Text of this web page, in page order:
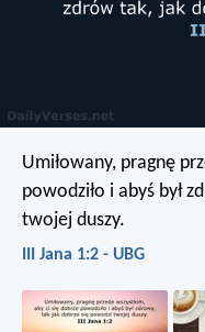
Umiłowany, pragnę
powodziło i abyś był
twojej duszy.
III Jana 1:2 - UBG